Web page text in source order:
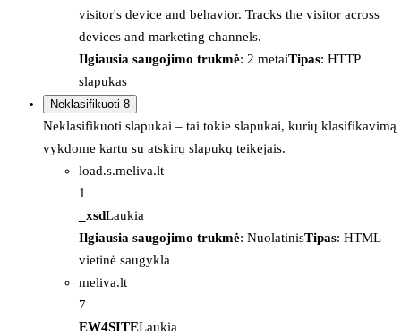
visitor's device and behavior. Tracks the visitor across
devices and marketing channels.
Ilgiausia saugojimo trukmė: 2 metaiTipas: HTTP
slapukas
Neklasifikuoti 8
Neklasifikuoti slapukai – tai tokie slapukai, kurių klasifikavimą
vykdome kartu su atskirų slapukų teikėjais.
load.s.meliva.lt
1
_xsdLaukia
Ilgiausia saugojimo trukmė: NuolatinisTipas: HTML
vietinė saugykla
meliva.lt
7
EW4SITELaukia